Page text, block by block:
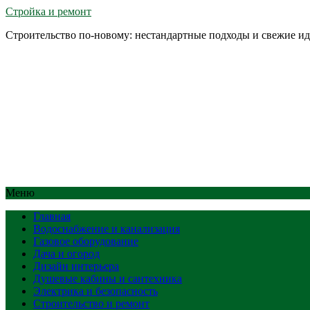
Стройка и ремонт
Строительство по-новому: нестандартные подходы и свежие
Меню
Главная
Водоснабжение и канализация
Газовое оборудование
Дача и огород
Дизайн интерьера
Душевые кабины и сантехника
Электрика и безопасность
Строительство и ремонт